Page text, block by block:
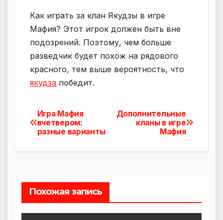
Как играть за клан Якудзы в игре
Мафия? Этот игрок должен быть вне
подозрений. Поэтому, чем больше
разведчик будет похож на рядового
красного, тем выше вероятность, что
якудза победит.
Навигация
по
Дополнительные
кланы в игре
Мафия
Игра Мафия
вчетвером:
разные варианты
Похожая запись